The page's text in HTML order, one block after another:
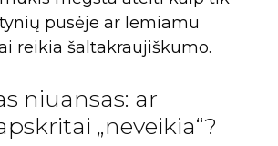
pusėje ar lemiamu
reikia šaltakraujiškumo.
niuansas: ar
„neveikia“?